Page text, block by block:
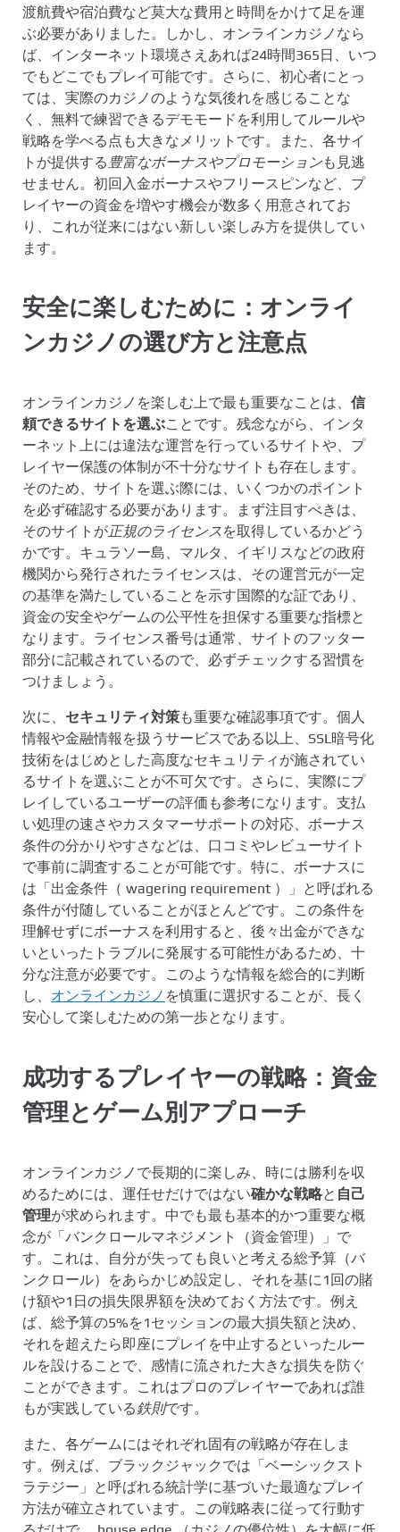
渡航費や宿泊費など莫大な費用と時間をかけて足を運
ぶ必要がありました。しかし、オンラインカジノなら
ば、インターネット環境さえあれば24時間365日、いつ
でもどこでもプレイ可能です。さらに、初心者にとっ
ては、実際のカジノのような気後れを感じることな
く、無料で練習できるデモモードを利用してルールや
戦略を学べる点も大きなメリットです。また、各サイ
トが提供する 豊富なボーナスやプロモーションも見逃
せません。初回入金ボーナスやフリースピンなど、プ
レイヤーの資金を増やす機会が数多く用意されてお
り、これが従来にはない新しい楽しみ方を提供してい
ます。
安全に楽しむために：オンライ
ンカジノの選び方と注意点
オンラインカジノを楽しむ上で最も重要なことは、 信
頼できるサイトを選ぶことです。残念ながら、インタ
ーネット上には違法な運営を行っているサイトや、プ
レイヤー保護の体制が不十分なサイトも存在します。
そのため、サイトを選ぶ際には、いくつかのポイント
を必ず確認する必要があります。まず注目すべきは、
そのサイトが正規のライセンスを取得しているかどう
かです。キュラソー島、マルタ、イギリスなどの政府
機関から発行されたライセンスは、その運営元が一定
の基準を満たしていることを示す国際的な証であり、
資金の安全やゲームの公平性を担保する重要な指標と
なります。ライセンス番号は通常、サイトのフッター
部分に記載されているので、必ずチェックする習慣を
つけましょう。
次に、 セキュリティ対策も重要な確認事項です。個人
情報や金融情報を扱うサービスである以上、SSL暗号化
技術をはじめとした高度なセキュリティが施されてい
るサイトを選ぶことが不可欠です。さらに、実際にプ
レイしているユーザーの評価も参考になります。支払
い処理の速さやカスタマーサポートの対応、ボーナス
条件の分かりやすさなどは、口コミやレビューサイト
で事前に調査することが可能です。特に、ボーナスに
は「出金条件（ wagering requirement ）」と呼ばれる
条件が付随していることがほとんどです。この条件を
理解せずにボーナスを利用すると、後々出金ができな
いといったトラブルに発展する可能性があるため、十
分な注意が必要です。このような情報を総合的に判断
し、 オンラインカジノ を慎重に選択することが、長く
安心して楽しむための第一歩となります。
成功するプレイヤーの戦略：資金
管理とゲーム別アプローチ
オンラインカジノで長期的に楽しみ、時には勝利を収
めるためには、運任せだけではない確かな戦略と 自己
管理が求められます。中でも最も基本的かつ重要な概
念が「バンクロールマネジメント（資金管理）」で
す。これは、自分が失っても良いと考える総予算（バ
ンクロール）をあらかじめ設定し、それを基に1回の賭
け額や1日の損失限界額を決めておく方法です。例え
ば、総予算の5%を1セッションの最大損失額と決め、
それを超えたら即座にプレイを中止するといったルー
ルを設けることで、感情に流された大きな損失を防ぐ
ことができます。これはプロのプレイヤーであれば誰
もが実践している鉄則です。
また、各ゲームにはそれぞれ固有の戦略が存在しま
す。例えば、ブラックジャックでは「ベーシックスト
ラテジー」と呼ばれる統計学に基づいた最適なプレイ
方法が確立されています。この戦略表に従って行動す